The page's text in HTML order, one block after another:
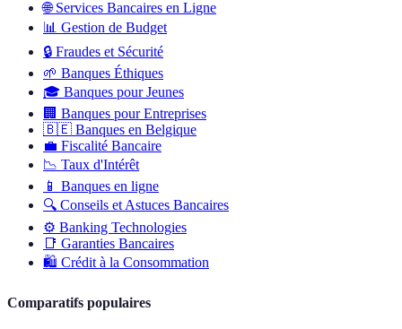
🌐 Services Bancaires en Ligne
📊 Gestion de Budget
🔒 Fraudes et Sécurité
🌱 Banques Éthiques
🎓 Banques pour Jeunes
🏢 Banques pour Entreprises
🇧🇪 Banques en Belgique
💼 Fiscalité Bancaire
📉 Taux d'Intérêt
📱 Banques en ligne
🔍 Conseils et Astuces Bancaires
⚙️ Banking Technologies
📑 Garanties Bancaires
🛍️ Crédit à la Consommation
Comparatifs populaires